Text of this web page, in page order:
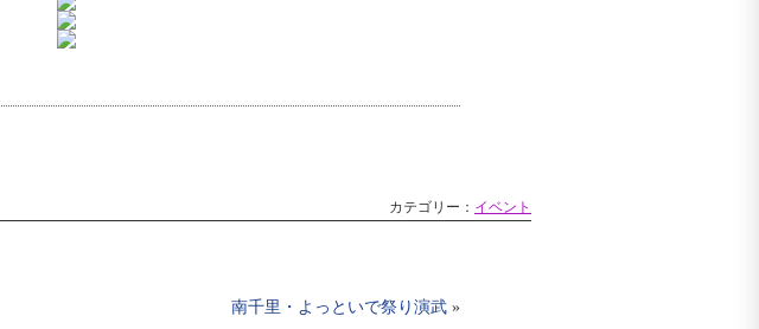
カテゴリー： イベント
南千里・よっといで祭り演武 »